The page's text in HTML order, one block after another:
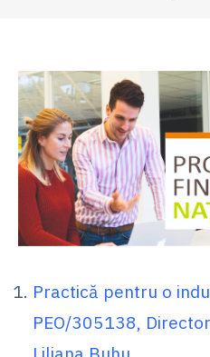
Practică pentru o
PEO/305138,